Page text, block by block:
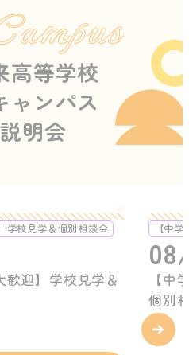
高等学校
ャンパス
明会
学校見学＆個別相談会
歓迎】学校見学＆
【中
【中
個別